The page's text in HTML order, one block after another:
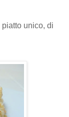
piatto unico, di